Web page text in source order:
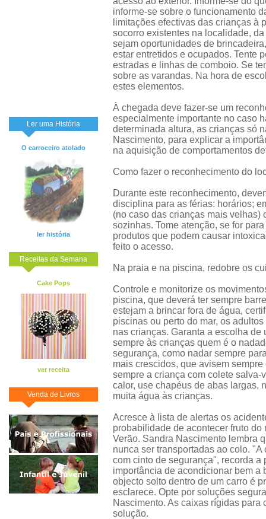
Ler uma História
O carroceiro atolado
ler história
Receitas da Semana
Cake Pops
ver receita
Venda de Livros
informe-se sobre o funcionamento
limitações efectivas das crianças à
socorro existentes na localidade,
sejam oportunidades de
estar entretidos e ocupados. Tente
estradas e linhas de comboio. Se
sobre as varandas. Na hora de
estes elementos.
À chegada deve fazer-se um
especialmente importante no caso
determinada altura, as crianças só
Nascimento, para explicar a
na aquisição de comportamentos
Como fazer o reconhecimento do
Durante este reconhecimento,
disciplina para as férias: horários;
(no caso das crianças mais velhas)
sozinhas. Tome atenção, se for
produtos que podem causar
feito o acesso.
Na praia e na piscina, redobre os
Controle e monitorize os
piscina, que deverá ter sempre
estejam a brincar fora de água,
piscinas ou perto do mar, os
nas crianças. Garanta a escolha
sempre às crianças quem é o
segurança, como nadar sempre
mais crescidos, que avisem
sempre a criança com colete
calor, use chapéus de abas largas,
muita água às crianças.
Acresce à lista de alertas os
probabilidade de acontecer fruto
Verão. Sandra Nascimento lembra
nunca ser transportadas ao colo.
com cinto de segurança", recorda
importância de acondicionar bem a
objecto solto dentro de um carro é
esclarece. Opte por soluções
Nascimento. As caixas rígidas
solução.